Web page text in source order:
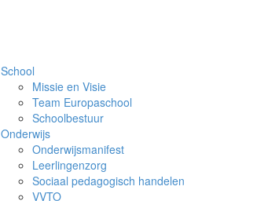
School
Missie en Visie
Team Europaschool
Schoolbestuur
Onderwijs
Onderwijsmanifest
Leerlingenzorg
Sociaal pedagogisch handelen
VVTO